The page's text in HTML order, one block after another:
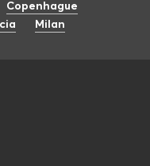
Copenhague
Milan